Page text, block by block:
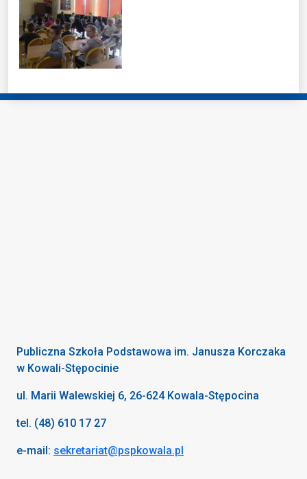
Publiczna Szkoła Podstawowa im. Janusza Korczaka
w Kowali-Stępocinie
ul. Marii Walewskiej 6, 26-624 Kowala-Stępocina
tel. (48) 610 17 27
e-mail: sekretariat@pspkowala.pl